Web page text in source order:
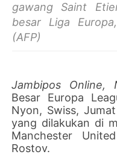
gawang Saint
besar Liga
(AFP)
Jambipos Online,
Besar Europa
Nyon, Swiss,
yang dilakukan di
Manchester
Rostov.